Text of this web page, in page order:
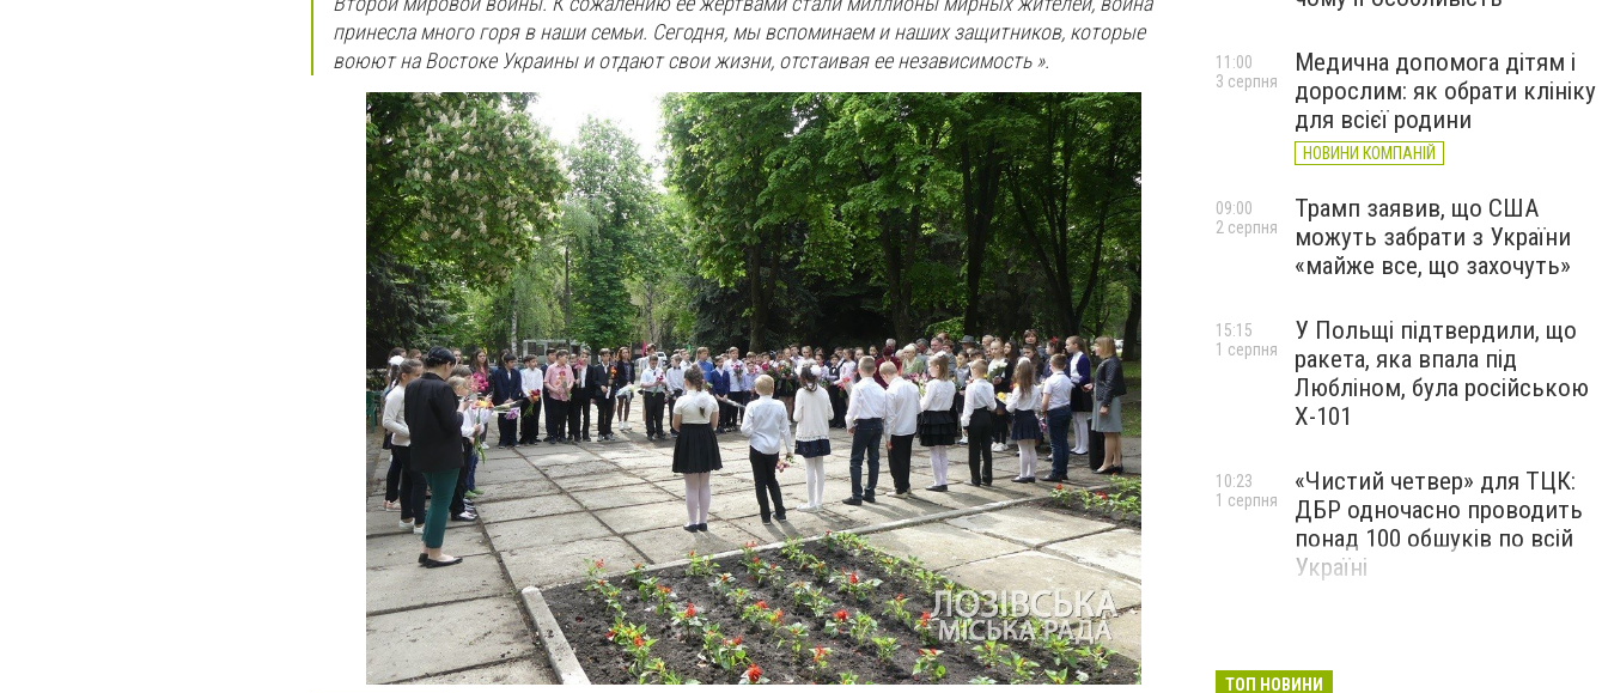
принесла много горя в наши семьи. Сегодня, мы вспоминаем и наших защитников, которые
воюют на Востоке Украины и отдают свои жизни, отстаивая ее независимость ».
Медична допомога дітям і
дорослим: як обрати клініку
для всієї родини
НОВИНИ КОМПАНІЙ
11:00
3 серпня
Трамп заявив, що США
можуть забрати з України
«майже все, що захочуть»
09:00
2 серпня
У Польщі підтвердили, що
ракета, яка впала під
Любліном, була російською
Х-101
15:15
1 серпня
«Чистий четвер» для ТЦК:
ДБР одночасно проводить
понад 100 обшуків по всій
Україні
10:23
1 серпня
ТОП НОВИНИ